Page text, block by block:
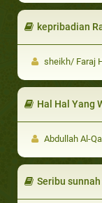
kepribadian
sheikh/ Faraj
Hal Hal Yang
Abdullah Al-
Seribu